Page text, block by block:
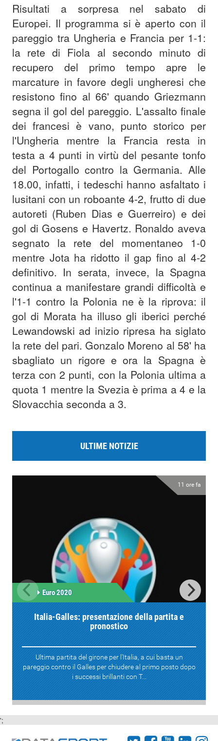
Risultati a sorpresa nel sabato di
Europei. Il programma si è aperto con il
pareggio tra Ungheria e Francia per 1-1:
la rete di Fiola al secondo minuto di
recupero del primo tempo apre le
marcature in favore degli ungheresi che
resistono fino al 66' quando Griezmann
segna il gol del pareggio. L'assalto finale
dei francesi è vano, punto storico per
l'Ungheria mentre la Francia resta in
testa a 4 punti in virtù del pesante tonfo
del Portogallo contro la Germania. Alle
18.00, infatti, i tedeschi hanno asfaltato i
lusitani con un roboante 4-2, frutto di due
autoreti (Ruben Dias e Guerreiro) e dei
gol di Gosens e Havertz. Ronaldo aveva
segnato la rete del momentaneo 1-0
mentre Jota ha ridotto il gap fino al 4-2
definitivo. In serata, invece, la Spagna
continua a manifestare grandi difficoltà e
l'1-1 contro la Polonia ne è la riprova: il
gol di Morata ha illuso gli iberici perché
Lewandowski ad inizio ripresa ha siglato
la rete del pari. Gonzalo Moreno al 58' ha
sbagliato un rigore e ora la Spagna è
terza con 2 punti, con la Polonia ultima a
quota 1 mentre la Svezia è prima a 4 e la
Slovacchia seconda a 3.
ULTIME NOTIZIE
11 ore fa
Euro 2020
Italia-Galles: presentazione della partita e
pronostico
Ultima partita del girone per l'Italia, a cui basta un
pareggio contro il Galles per chiudere al primo posto dopo
i successi brillanti con T...
';